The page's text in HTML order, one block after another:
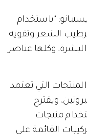
"باستخدام
الشعر وتقوية
البشرة، وكلها عناصر
التي تعتمد
ويقترح
منتجات
القائمة على